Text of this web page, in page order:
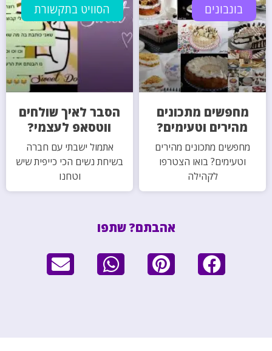
בונבונים
מחפשים מתכונים
מהירים וטעימים?
מחפשים מתכונים מהירים
וטעימים? בואו הצטרפו
לקהילה
הסוויט בתקשורת
הסבר לאיך שולחים
ווטסאפ לעצמי?
אתמול ישבתי עם חברה
בשיחת נשים הכי כייפית שיש
וטחנו
אהבתם? שתפו